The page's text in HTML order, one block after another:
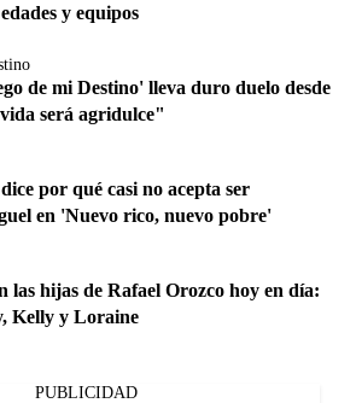
y equipos
de mi Destino' lleva duro duelo desde
será agridulce"
por qué casi no acepta ser
en 'Nuevo rico, nuevo pobre'
las hijas de Rafael Orozco hoy en día:
Kelly y Loraine
PUBLICIDAD